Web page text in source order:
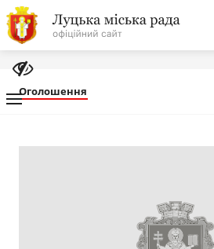
На
головну
НавігаціяПро місто
Міська рада
Оголошення